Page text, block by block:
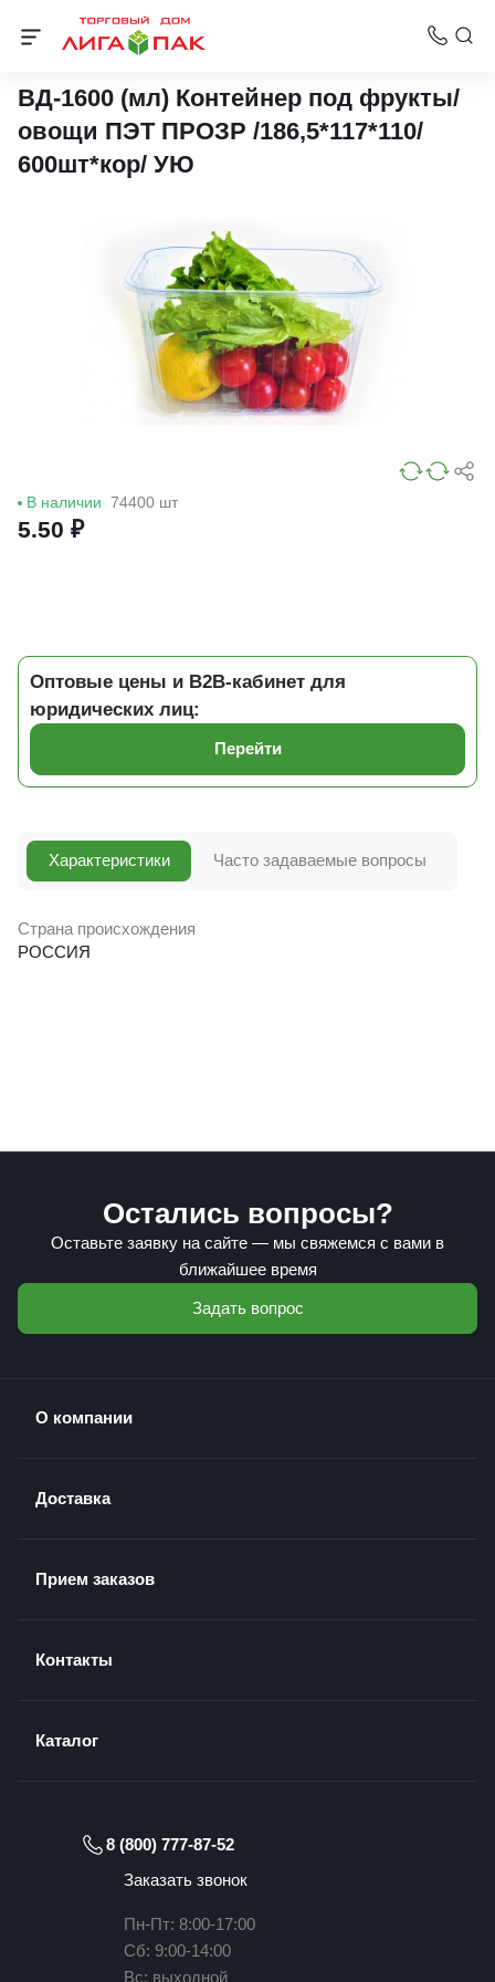
Контейнеры для овощей и фруктов
ВД-1600 (мл) Контейнер под фрукты/
овощи ПЭТ ПРОЗР /186,5*117*110/
600шт*кор/ УЮ
В наличии 74400 шт
5.50 ₽
Оптовые цены и B2B-кабинет для
юридических лиц:
Перейти
Характеристики
Страна происхождения
РОССИЯ
Часто задаваемые вопросы
Остались вопросы?
Оставьте заявку на сайте — мы свяжемся с вами в
ближайшее время
Задать вопрос
О компании
Доставка
Прием заказов
Контакты
Каталог
8 (800) 777-87-52
Заказать звонок
Пн-Пт: 8:00-17:00
Сб: 9:00-14:00
Вс: выходной